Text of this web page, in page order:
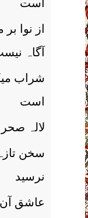
است
از نوا
آگاہ
شراب
است
لالہ
سخن
نرسید
عاشق